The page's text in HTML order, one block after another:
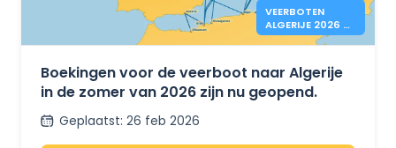
VEERBOTEN
ALGERIJE 2026 –
BOEKINGEN OPEN
Boekingen voor de veerboot naar Algerije
in de zomer van 2026 zijn nu geopend.
Geplaatst: 26 feb 2026